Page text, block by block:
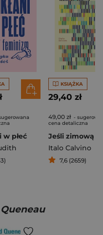
w płeć
KSIĄŻKA
29,40 zł
49,00 zł -
cena detaliczna
Italo Calvino
7,6 (2659)